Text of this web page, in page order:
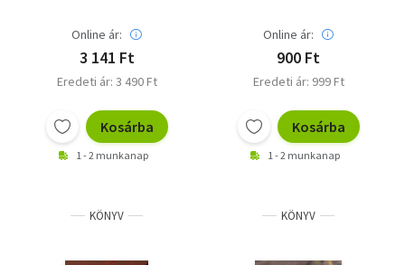
Online ár:
3 141 Ft
Eredeti ár: 3 490 Ft
Kosárba
1 - 2 munkanap
Online ár:
900 Ft
Eredeti ár: 999 Ft
Kosárba
1 - 2 munkanap
KÖNYV KÖNYV